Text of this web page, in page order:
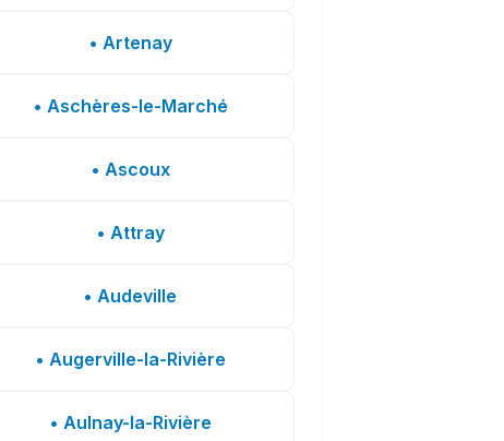
• Artenay
• Aschères-le-Marché
• Ascoux
• Attray
• Audeville
• Augerville-la-Rivière
• Aulnay-la-Rivière